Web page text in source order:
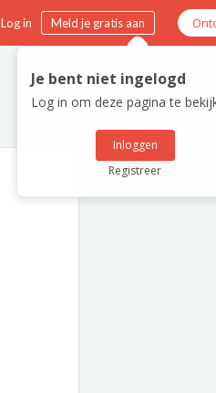
Log in Meld je gratis aan
Je bent niet ingelogd
Log in om deze pagina te
Inloggen
Registreer